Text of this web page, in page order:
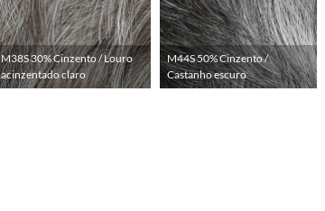
M38S 30% Cinzento / Louro
acinzentado claro
M44S 50% Cinzento /
Castanho escuro